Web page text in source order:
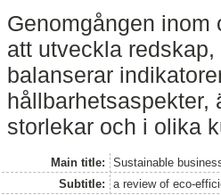
Genomgången inom
att utveckla
balanserar
hållbarhetsaspekter,
storlekar och i olika
Main title:
Sustainable
Subtitle:
a review of eco-